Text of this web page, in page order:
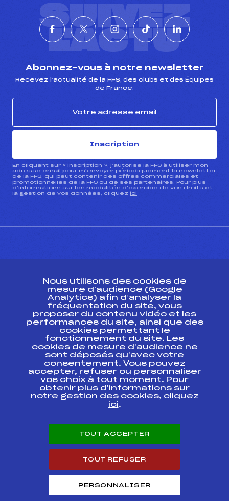
SUIVEZ
L'ACTU
Abonnez-vous à notre newsletter
Recevez l’actualité de la FFS, des clubs et des Équipes
de France.
Inscription
En cliquant sur « inscription », j’autorise la FFS à utiliser mon
adresse email pour m’envoyer périodiquement la newsletter
de la FFS, qui peut contenir des offres commerciales et
promotionnelles de la FFS ou de ses partenaires. Pour plus
d’informations sur les modalités d’exercice de vos droits et
la gestion de vos données, cliquez ici
Ressources
Pass’Neige
Projet sportif fédéral
Projet de performance fédéral
Antidopage
Pôle Développement, Formation, Suivi
Scientifique
Listes ministérielles
Pôle vie de l’athlète
Enseignement professionnel
Carrières
Nous utilisons des cookies de
mesure d’audience (Google
Analytics) afin d’analyser la
fréquentation du site, vous
proposer du contenu vidéo et les
performances du site, ainsi que des
cookies permettant le
fonctionnement du site. Les
cookies de mesure d’audience ne
sont déposés qu’avec votre
consentement. Vous pouvez
accepter, refuser ou personnaliser
vos choix à tout moment. Pour
obtenir plus d'informations sur
notre gestion des cookies, cliquez
ici.
TOUT ACCEPTER
TOUT REFUSER
PERSONNALISER